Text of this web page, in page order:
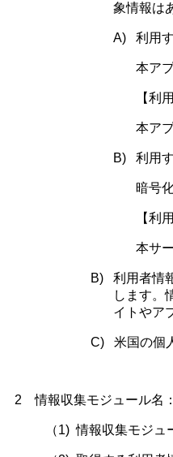
象情報は
A) 利用
本ア
【利
本ア
B) 利用
暗号
【利
本サ
B) 利用者情
します。
イトやア
C) 米国の個
2 情報収集モジュール名：
（1) 情報収集モジュ